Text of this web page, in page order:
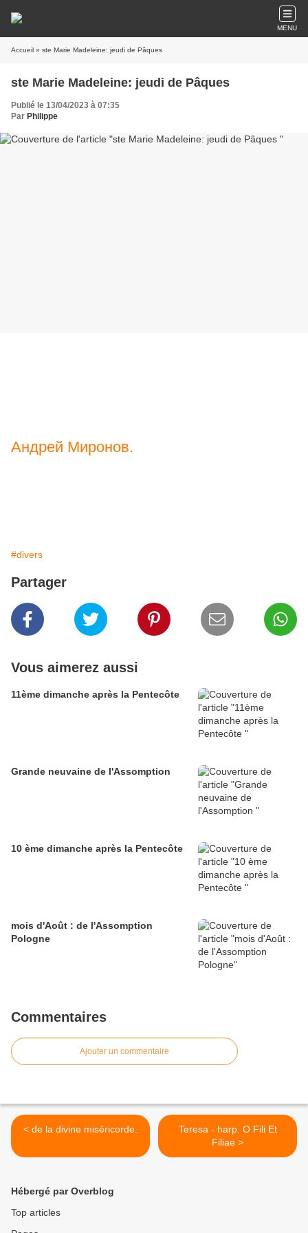
MENU
Accueil » ste Marie Madeleine: jeudi de Pâques
ste Marie Madeleine: jeudi de Pâques
Publié le 13/04/2023 à 07:35
Par Philippe
Андрей Миронов.
#divers
Partager
Vous aimerez aussi
11ème dimanche après la Pentecôte
Grande neuvaine de l'Assomption
10 ème dimanche après la Pentecôte
mois d'Août : de l'Assomption
Pologne
Commentaires
Ajouter un commentaire
< de la divine miséricorde.
Teresa - harp. O Fili Et
Filiae >
Hébergé par Overblog
Top articles